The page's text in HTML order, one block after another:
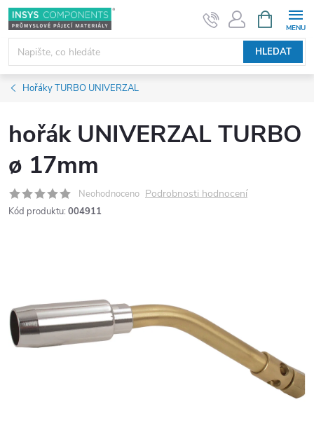
Přejít
na
obsah
HLEDAT
NÁKUPNÍ
KOŠÍK
Hořáky TURBO UNIVERZAL
hořák UNIVERZAL TURBO
ø 17mm
Neohodnoceno Podrobnosti hodnocení
Kód produktu: 004911